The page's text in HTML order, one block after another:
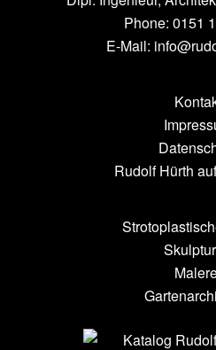
Phone: 0151
E-Mail:
Rudolf Hürth